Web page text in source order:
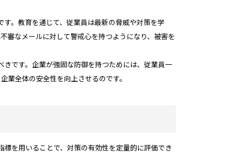
。教育を通じて、従業員は最新の脅威や対策を学
審なメールに対して警戒心を持つようになり、被害を
です。企業が強固な防御を持つためには、従業員一
業全体の安全性を向上させるのです。
を用いることで、対策の有効性を定量的に評価でき